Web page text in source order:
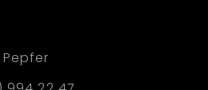
Pepfer